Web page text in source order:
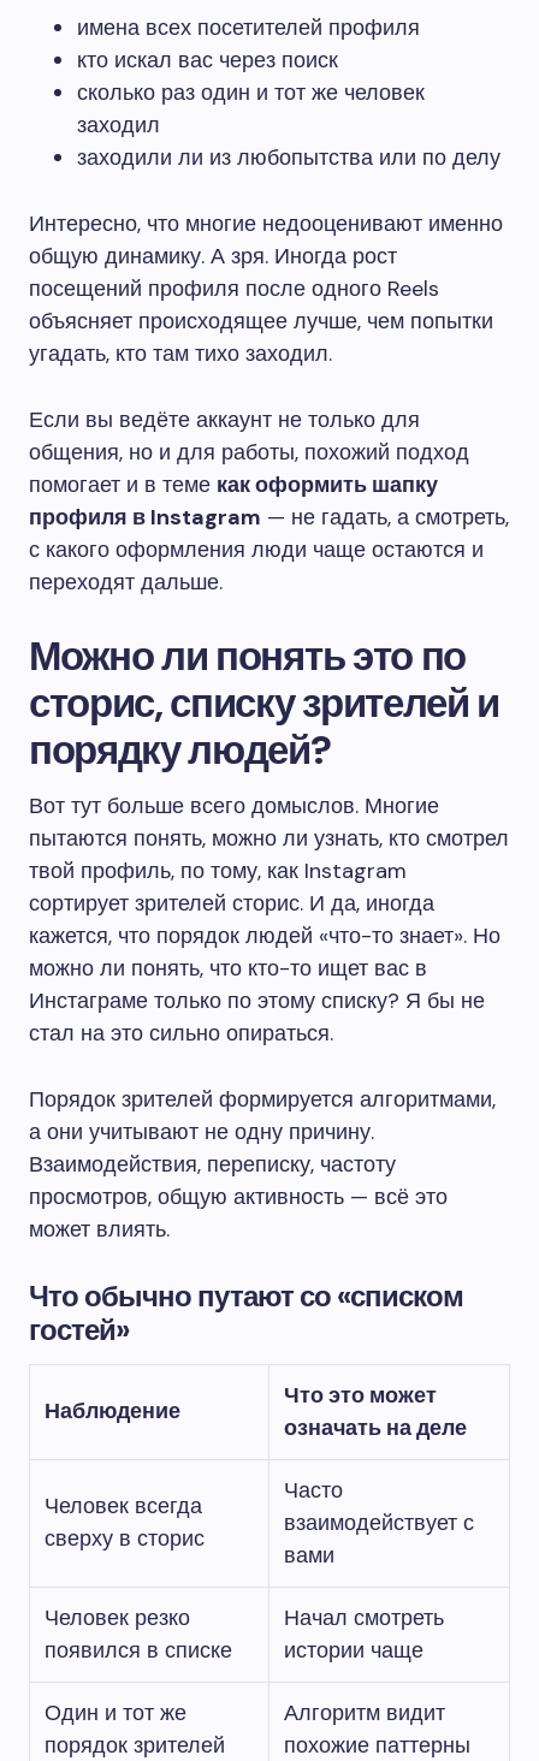
имена всех посетителей профиля
кто искал вас через поиск
сколько раз один и тот же человек
заходил
заходили ли из любопытства или по делу
Интересно, что многие недооценивают именно
общую динамику. А зря. Иногда рост
посещений профиля после одного Reels
объясняет происходящее лучше, чем попытки
угадать, кто там тихо заходил.
Если вы ведёте аккаунт не только для
общения, но и для работы, похожий подход
помогает и в теме как оформить шапку
профиля в Instagram — не гадать, а смотреть,
с какого оформления люди чаще остаются и
переходят дальше.
Можно ли понять это по
сторис, списку зрителей и
порядку людей?
Вот тут больше всего домыслов. Многие
пытаются понять, можно ли узнать, кто смотрел
твой профиль, по тому, как Instagram
сортирует зрителей сторис. И да, иногда
кажется, что порядок людей «что-то знает». Но
можно ли понять, что кто-то ищет вас в
Инстаграме только по этому списку? Я бы не
стал на это сильно опираться.
Порядок зрителей формируется алгоритмами,
а они учитывают не одну причину.
Взаимодействия, переписку, частоту
просмотров, общую активность — всё это
может влиять.
Что обычно путают со «списком
гостей»
Наблюдение
Что это может
означать на деле
Человек всегда
сверху в сторис
Часто
взаимодействует с
вами
Человек резко
появился в списке
Начал смотреть
истории чаще
Один и тот же
порядок зрителей
Алгоритм видит
похожие паттерны